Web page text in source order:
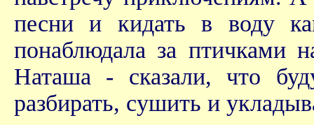
песни и кидать в воду
понаблюдала за птичками
Наташа - сказали, что
разбирать, сушить и